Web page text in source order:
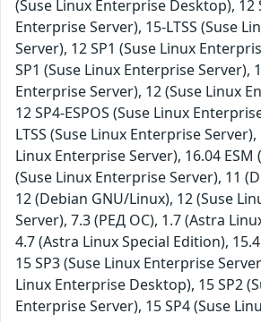
(Suse Linux Enterprise Desktop), 12
Enterprise Server), 15-LTSS (Suse
Server), 12 SP1 (Suse Linux
SP1 (Suse Linux Enterprise Server),
Enterprise Server), 12 (Suse Linux
12 SP4-ESPOS (Suse Linux
LTSS (Suse Linux Enterprise Server),
Linux Enterprise Server), 16.04 ESM
(Suse Linux Enterprise Server), 11
12 (Debian GNU/Linux), 12 (Suse
Server), 7.3 (РЕД ОС), 1.7 (Astra
4.7 (Astra Linux Special Edition),
15 SP3 (Suse Linux Enterprise
Linux Enterprise Desktop), 15 SP2
Enterprise Server), 15 SP4 (Suse